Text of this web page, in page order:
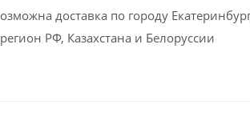
доставка по городу
РФ, Казахстана и Белоруссии